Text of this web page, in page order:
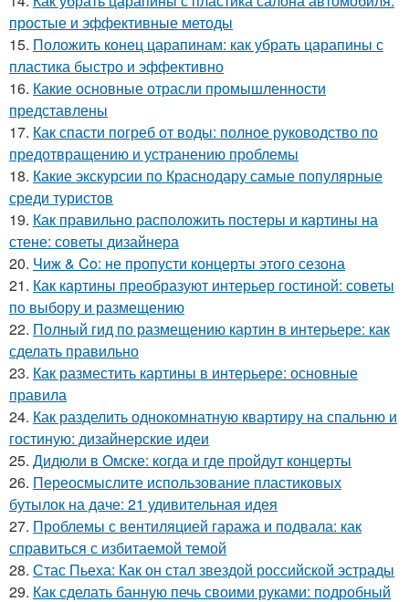
простые и эффективные методы
15. Положить конец царапинам: как убрать царапины с
пластика быстро и эффективно
16. Какие основные отрасли промышленности
представлены
17. Как спасти погреб от воды: полное руководство по
предотвращению и устранению проблемы
18. Какие экскурсии по Краснодару самые популярные
среди туристов
19. Как правильно расположить постеры и картины на
стене: советы дизайнера
20. Чиж & Co: не пропусти концерты этого сезона
21. Как картины преобразуют интерьер гостиной: советы
по выбору и размещению
22. Полный гид по размещению картин в интерьере: как
сделать правильно
23. Как разместить картины в интерьере: основные
правила
24. Как разделить однокомнатную квартиру на спальню и
гостиную: дизайнерские идеи
25. Дидюли в Омске: когда и где пройдут концерты
26. Переосмыслите использование пластиковых
бутылок на даче: 21 удивительная идея
27. Проблемы с вентиляцией гаража и подвала: как
справиться с избитаемой темой
28. Стас Пьеха: Как он стал звездой российской эстрады
29. Как сделать банную печь своими руками: подробный